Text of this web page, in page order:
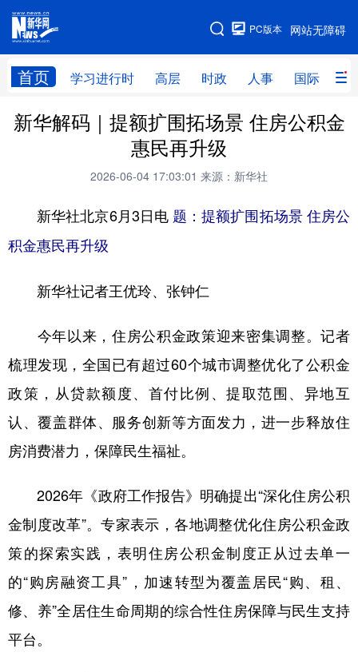
网站无障碍
PC版本
首页 学习进行时 高层 时政 人事 国际 财
网站地图
学习进行时 高层 时政 人事
财经 网评
全球连线
科技 科创 量子 体育
文化
访谈 视频
食品 人居 信息化 数字经济
学术中国 乡村振兴 银龄 溯源中国
城市 旅游 能源 会展
彩票 娱乐
公益 一带一路 亚太网 上市公司
文化产业
地方频道
北京 天津 河北 山西
新华解码｜提额扩围拓场景 住房公积金
惠民再升级
2026-06-04 17:03:01 来源：新华社
新华社北京6月3日电题：提额扩围拓场景 住房公
积金惠民再升级
新华社记者王优玲、张钟仁
今年以来，住房公积金政策迎来密集调整。记者
梳理发现，全国已有超过60个城市调整优化了公积金
政策，从贷款额度、首付比例、提取范围、异地互
认、覆盖群体、服务创新等方面发力，进一步释放住
房消费潜力，保障民生福祉。
2026年《政府工作报告》明确提出“深化住房公积
金制度改革”。专家表示，各地调整优化住房公积金政
策的探索实践，表明住房公积金制度正从过去单一
的“购房融资工具”，加速转型为覆盖居民“购、租、
修、养”全居住生命周期的综合性住房保障与民生支持
平台。